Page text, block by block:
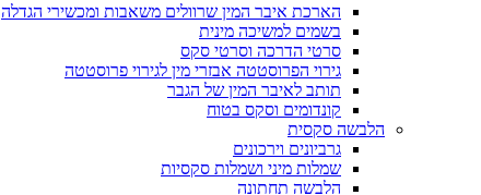
הארכת איבר המין שרוולים משאבות ומכשירי הגדלה
בשמים למשיכה מינית
סרטי הדרכה וסרטי סקס
גירוי הפרוסטטה אבזרי מין לגירוי פרוסטטה
תותב לאיבר המין של הגבר
קונדומים וסקס בטוח
הלבשה סקסית
גרביונים וירכונים
שמלות מיני ושמלות סקסיות
הלבשה תחתונה